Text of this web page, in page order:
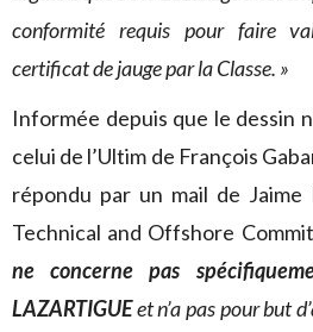
conformité requis pour faire
certificat de jauge par la Classe. »
Informée depuis que le dessin
celui de l’Ultim de François
répondu par un mail de
Technical and Offshore
ne concerne pas
LAZARTIGUEet n’a pas pour but